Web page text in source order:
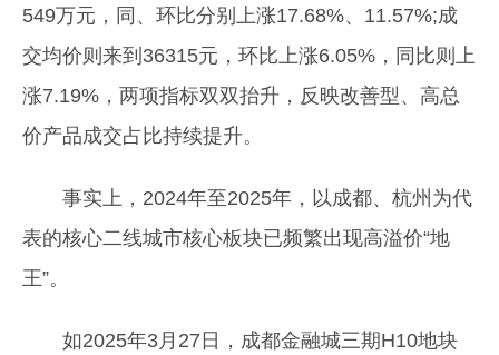
549万元，同、环比分别上涨17.68%、11.57%;成
交均价则来到36315元，环比上涨6.05%，同比则上
涨7.19%，两项指标双双抬升，反映改善型、高总
价产品成交占比持续提升。
事实上，2024年至2025年，以成都、杭州为代
表的核心二线城市核心板块已频繁出现高溢价“地
王”。
如2025年3月27日，成都金融城三期H10地块